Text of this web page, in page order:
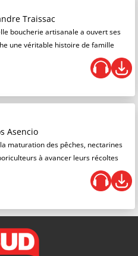
Traissac
boucherie artisanale a ouvert ses
une véritable histoire de famille
Asencio
maturation des pêches, nectarines
à avancer leurs récoltes